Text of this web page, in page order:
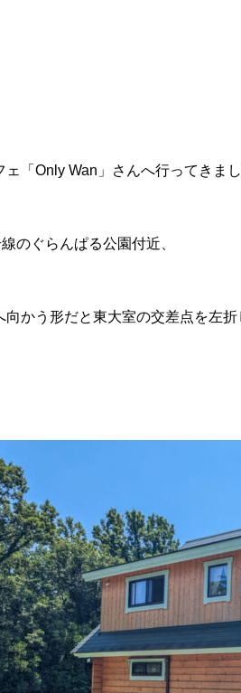
ェ「Only Wan」さんへ行ってきまし
のぐらんぱる公園付近、
向かう形だと東大室の交差点を左折